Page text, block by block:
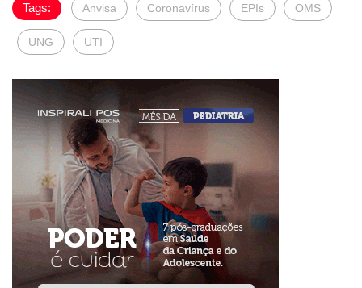
Tags: Anvisa Coronavírus EPIs OMS
UNG UTI